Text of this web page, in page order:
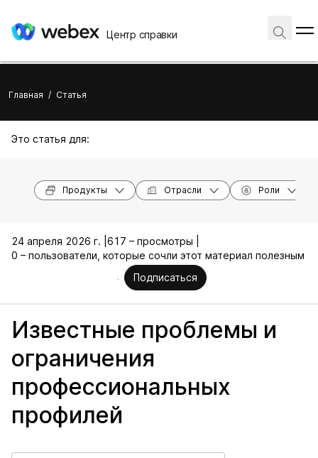
Центр справки
Главная / Статья
Это статья для:
Продукты Отрасли Роли
24 апреля 2026 г. | 617 – просмотры |
0 – пользователи, которые сочли этот материал полезным
Подписаться
Известные проблемы и
ограничения
профессиональных
профилей